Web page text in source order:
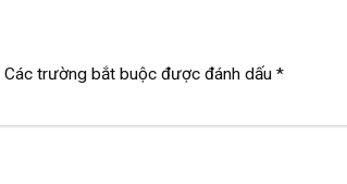
Các trường bắt buộc được đánh dấu *